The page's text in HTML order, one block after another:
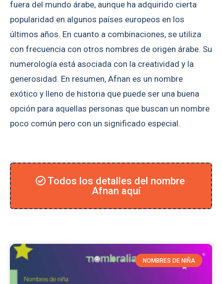
fuera del mundo árabe, aunque ha adquirido cierta
popularidad en algunos países europeos en los
últimos años. En cuanto a combinaciones, se utiliza
con frecuencia con otros nombres de origen árabe. Su
numerología está asociada con la creatividad y la
generosidad. En resumen, Afnan es un nombre
exótico y lleno de historia que puede ser una buena
opción para aquellas personas que buscan un nombre
poco común pero con un significado especial.
Todos los detalles del nombre
Afnan aquí
NOMBRES DE NIÑA